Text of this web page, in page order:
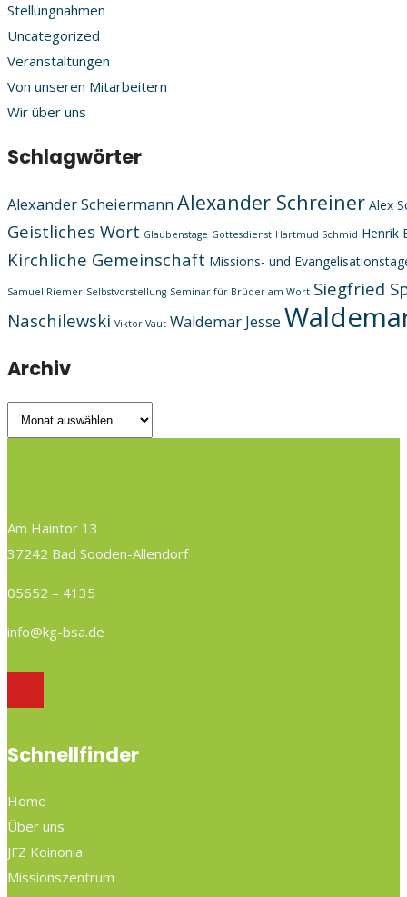
Stellungnahmen
Uncategorized
Veranstaltungen
Von unseren Mitarbeitern
Wir über uns
Schlagwörter
Alexander ScheiermannAlexander Schreiner Alex
Geistliches Wort Glaubenstage Gottesdienst Hartmud Schmid Henrik
Kirchliche Gemeinschaft Missions- und
Samuel Riemer Selbstvorstellung Seminar für Brüder am Wort Siegfried
Naschilewski Viktor Vaut Waldemar Jesse
Archiv
Archiv
Am Haintor 13
37242 Bad Sooden-Allendorf
05652 – 4135
info@kg-bsa.de
Schnellfinder
Home
Über uns
JFZ Koinonia
Missionszentrum